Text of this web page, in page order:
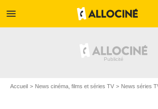
menu
Accueil News cinéma, films et séries TV News séries